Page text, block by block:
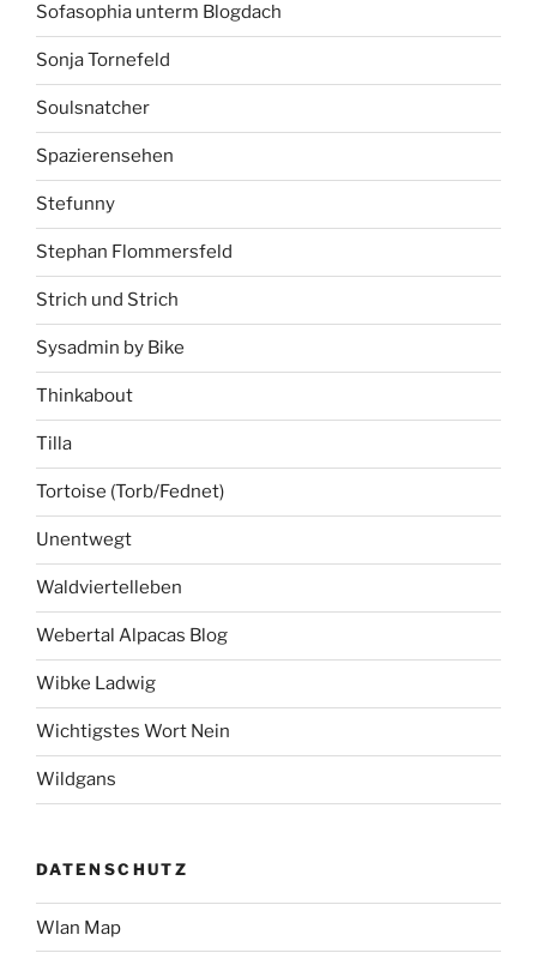
Sofasophia unterm Blogdach
Sonja Tornefeld
Soulsnatcher
Spazierensehen
Stefunny
Stephan Flommersfeld
Strich und Strich
Sysadmin by Bike
Thinkabout
Tilla
Tortoise (Torb/Fednet)
Unentwegt
Waldviertelleben
Webertal Alpacas Blog
Wibke Ladwig
Wichtigstes Wort Nein
Wildgans
DATENSCHUTZ
Wlan Map